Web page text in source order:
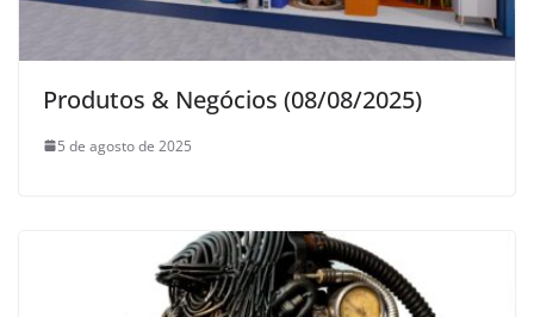
Produtos & Negócios (08/08/2025)
5 de agosto de 2025